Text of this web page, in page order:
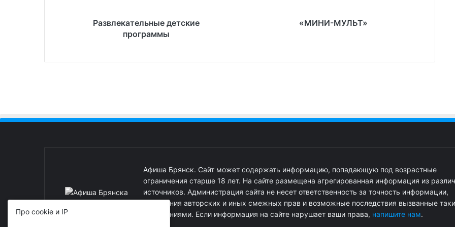
Развлекательные детские
программы
«МИНИ-МУЛЬТ»
Афиша Брянск. Сайт может содержать информацию, попадающую под возрастные
ограничения старше 18 лет. На сайте размещена агрегированная информация из
источников. Администрация сайта не несет ответственность за точность информации,
нарушения авторских и иных смежных прав и возможные последствия вызванные
нарушениями. Если информация на сайте нарушает ваши права, напишите нам.
Про cookie и IP